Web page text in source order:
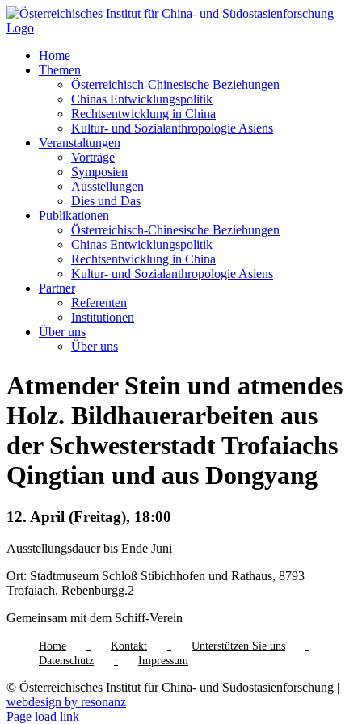
Zum
Inhalt
Home
Themen
Österreichisch-Chinesische Beziehungen
Chinas Entwicklungspolitik
Rechtsentwicklung in China
Kultur- und Sozialanthropologie Asiens
Veranstaltungen
Vorträge
Symposien
Ausstellungen
Dies und Das
Publikationen
Österreichisch-Chinesische Beziehungen
Chinas Entwicklungspolitik
Rechtsentwicklung in China
Kultur- und Sozialanthropologie Asiens
Partner
Referenten
Institutionen
Über uns
Über uns
Atmender Stein und atmendes
Holz. Bildhauerarbeiten aus
der Schwesterstadt Trofaiachs
Qingtian und aus Dongyang
12. April (Freitag), 18:00
Ausstellungsdauer bis Ende Juni
Ort: Stadtmuseum Schloß Stibichhofen und Rathaus, 8793
Trofaiach, Rebenburgg.2
Gemeinsam mit dem Schiff-Verein
Home Kontakt
Unterstützen Sie uns
Datenschutz
Impressum
© Österreichisches Institut für China- und Südostasienforschung |
webdesign by resonanz
Page load link